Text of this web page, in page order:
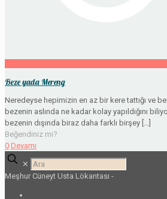
Beze yada Mereng
Neredeyse hepimizin en az bir kere tattığı ve
bezenin aslında ne kadar kolay yapıldığını
bezenin dışında biraz daha farklı birşey […]
Beğendiniz mi?
0 Devamı
✕
Meşhur Cüneyt Usta Lökantası -